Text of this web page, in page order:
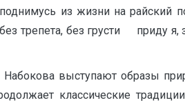
из жизни на
без грусти приду я,
Набокова выступают образы
классические